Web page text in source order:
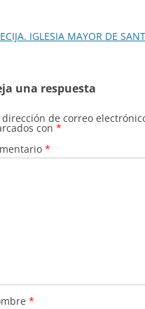
ECIJA. IGLESIA MAYOR DE
una respuesta
dirección de correo
con *
*
*